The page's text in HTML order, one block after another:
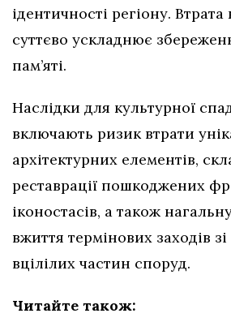
ідентичності регіону.
суттєво ускладнює
пам’яті.
Наслідки для культурної
включають ризик втрати
архітектурних елементів,
реставрації пошкоджених
іконостасів, а також
вжиття термінових заходів
вцілілих частин споруд.
Читайте також: